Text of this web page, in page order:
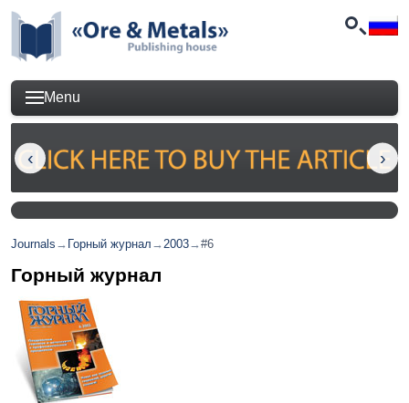
Menu
Journals → Горный журнал →2003→#6
Горный журнал